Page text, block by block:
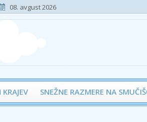
08. avgust 2026
SNEŽNE RAZMERE NA